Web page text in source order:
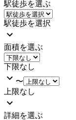
駅徒歩を選ぶ
駅徒歩を選択
面積を選ぶ
下限なし
〜
上限なし
詳細を選ぶ